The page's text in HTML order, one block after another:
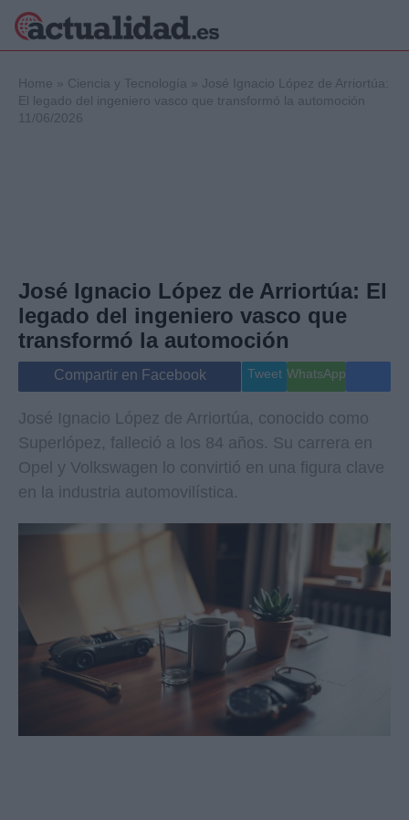
Internacional
Viajes
Gente
Musica
Home » Ciencia y Tecnología » José Ignacio López de Arriortúa:
El legado del ingeniero vasco que transformó la automoción
11/06/2026
José Ignacio López de Arriortúa: El
legado del ingeniero vasco que
transformó la automoción
Compartir en Facebook Tweet WhatsApp
José Ignacio López de Arriortúa, conocido como
Superlópez, falleció a los 84 años. Su carrera en
Opel y Volkswagen lo convirtió en una figura clave
en la industria automovilística.